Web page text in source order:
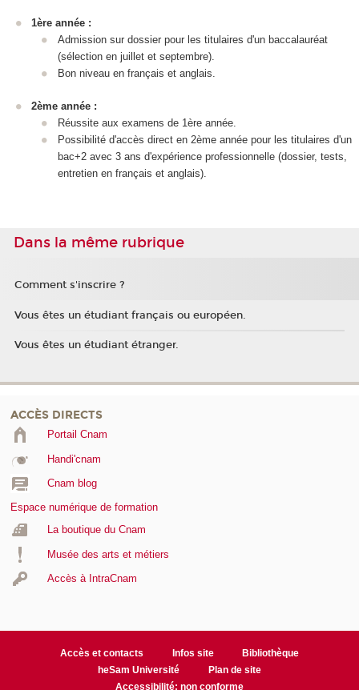
1ère année :
Admission sur dossier pour les titulaires d'un baccalauréat
(sélection en juillet et septembre).
Bon niveau en français et anglais.
2ème année :
Réussite aux examens de 1ère année.
Possibilité d'accès direct en 2ème année pour les titulaires d'un
bac+2 avec 3 ans d'expérience professionnelle (dossier, tests,
entretien en français et anglais).
Dans la même rubrique
Comment s'inscrire ?
Vous êtes un étudiant français ou européen.
Vous êtes un étudiant étranger.
ACCÈS DIRECTS
Portail Cnam
Handi'cnam
Cnam blog
Espace numérique de formation
La boutique du Cnam
Musée des arts et métiers
Accès à IntraCnam
Accès et contacts Infos site
Bibliothèque
heSam Université
Plan de site
Accessibilité: non conforme